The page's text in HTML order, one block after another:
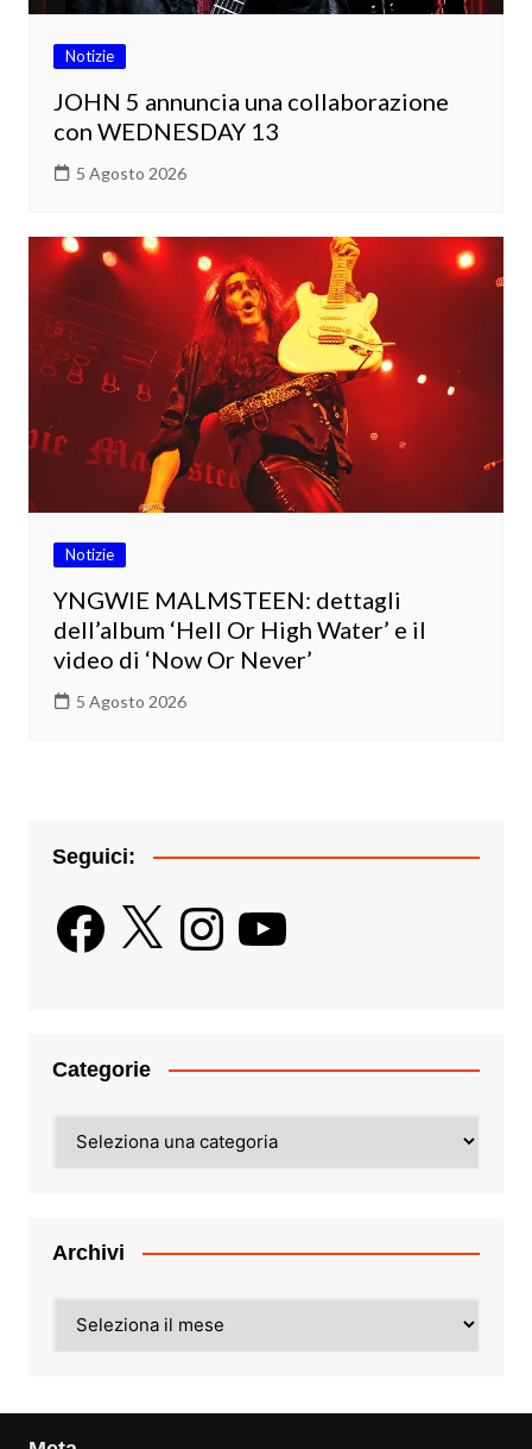
Notizie
JOHN 5 annuncia una collaborazione
con WEDNESDAY 13
5 Agosto 2026
Notizie
YNGWIE MALMSTEEN: dettagli
dell’album ‘Hell Or High Water’ e il
video di ‘Now Or Never’
5 Agosto 2026
Seguici:
Facebook
X InstagramYouTube
Categorie
Archivi